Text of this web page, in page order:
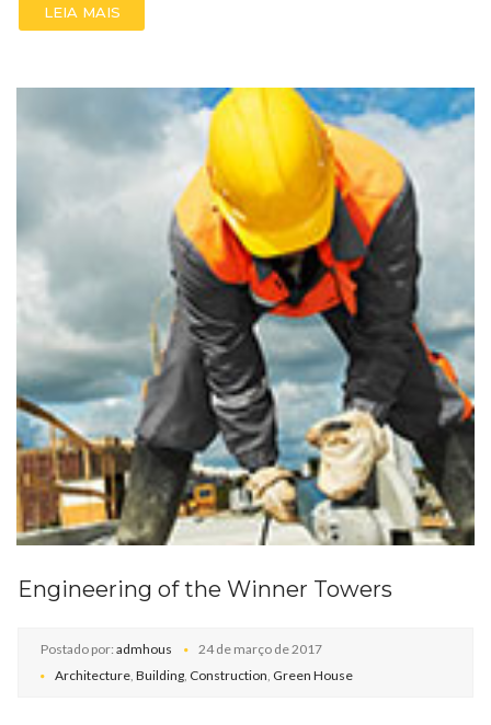
LEIA MAIS
Engineering of the Winner Towers
Postado por: admhous
24 de março de 2017
Architecture, Building, Construction, Green House